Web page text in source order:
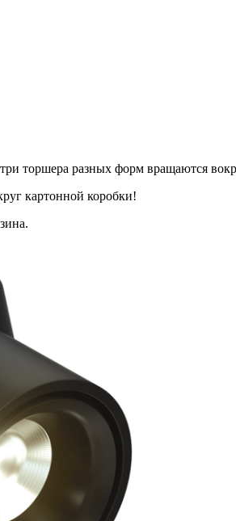
торшера разных форм вращаются
картонной коробки!